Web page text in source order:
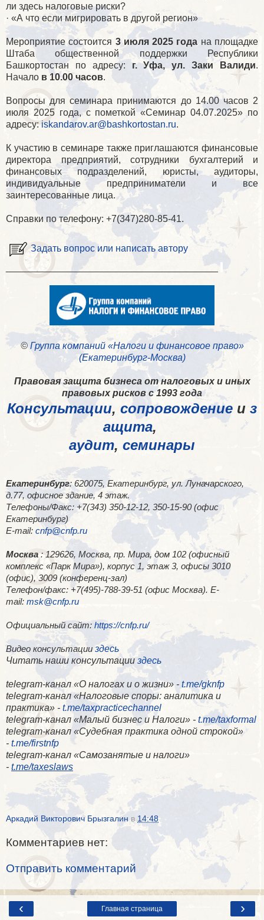
ли здесь налоговые риски?
· «А что если мигрировать в другой регион»
Мероприятие состоится 3 июля 2025 годана площадке
Штаба общественной поддержки Республики
Башкортостан по адресу: г. Уфа, ул. Заки Валиди.
Начало в 10.00 часов.
Вопросы для семинара принимаются до 14.00 часов 2
июля 2025 года, с пометкой «Семинар 04.07.2025» по
адресу: iskandarov.ar@bashkortostan.ru.
К участию в семинаре также приглашаются финансовые
директора предприятий, сотрудники бухгалтерий и
финансовых подразделений, юристы, аудиторы,
индивидуальные предприниматели и все
заинтересованные лица.
Справки по телефону: +7(347)280-85-41.
Задать вопрос или написать автору
________________________________________
© Группа компаний «Налоги и финансовое право»
(Екатеринбург-Москва)
Правовая защита бизнеса от налоговых и иных
правовых рисков с 1993 года
Консультации, сопровождение и з
ащита,
аудит, семинары
Екатеринбург: 620075, Екатеринбург, ул. Луначарского,
д.77, офисное здание, 4 этаж.
Телефоны/Факс: +7(343) 350-12-12, 350-15-90 (офис
Екатеринбург)
E-mail: cnfp@cnfp.ru
Москва : 129626, Москва, пр. Мира, дом 102 (офисный
комплекс «Парк Мира»), корпус 1, этаж 3, офисы 3010
(офис), 3009 (конференц-зал)
Телефон/факс: +7(495)-788-39-51 (офис Москва). E-
mail: msk@cnfp.ru
Официальный сайт: https://cnfp.ru/
Видео консультации здесь
Читать наши консультации здесь
telegram-канал «О налогах и о жизни» - t.me/gknfp
telegram-канал «Налоговые споры: аналитика и
практика» - t.me/taxpracticechannel
telegram-канал «Малый бизнес и Налоги» - t.me/taxformal
telegram-канал «​Судебная практика одной строкой»
- t.me/firstnfp
telegram-канал «​Самозанятые и налоги»
- t.me/taxeslaws
Аркадий Викторович Брызгалин в 14:48
Комментариев нет:
Отправить комментарий
‹ ›
Главная страница